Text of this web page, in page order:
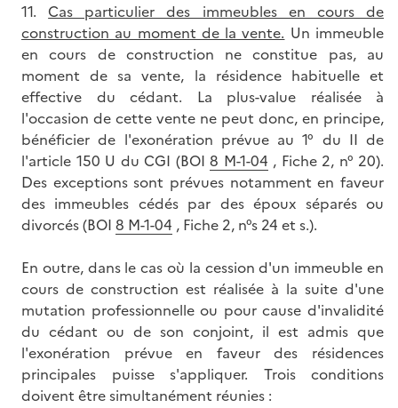
11. Cas particulier des immeubles en cours de
construction au moment de la vente. Un immeuble
en cours de construction ne constitue pas, au
moment de sa vente, la résidence habituelle et
effective du cédant. La plus-value réalisée à
l'occasion de cette vente ne peut donc, en principe,
bénéficier de l'exonération prévue au 1° du II de
l'article 150 U du CGI (BOI 8 M-1-04 , Fiche 2, n° 20).
Des exceptions sont prévues notamment en faveur
des immeubles cédés par des époux séparés ou
divorcés (BOI 8 M-1-04 , Fiche 2, n°s 24 et s.).
En outre, dans le cas où la cession d'un immeuble en
cours de construction est réalisée à la suite d'une
mutation professionnelle ou pour cause d'invalidité
du cédant ou de son conjoint, il est admis que
l'exonération prévue en faveur des résidences
principales puisse s'appliquer. Trois conditions
doivent être simultanément réunies :